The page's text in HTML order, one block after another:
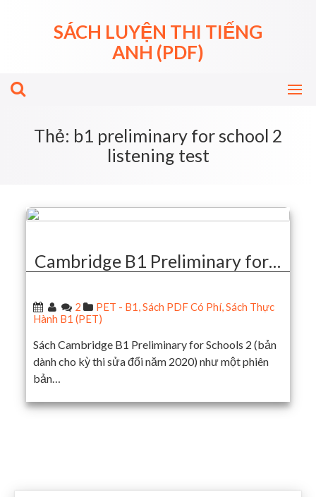
SÁCH LUYỆN THI TIẾNG
ANH (PDF)
Thẻ: b1 preliminary for school 2
listening test
Cambridge B1 Preliminary for…
2 PET - B1,Sách PDF Có Phí,Sách Thực
Hành B1 (PET)
Sách Cambridge B1 Preliminary for Schools 2 (bản
dành cho kỳ thi sửa đổi năm 2020) như một phiên
bản…